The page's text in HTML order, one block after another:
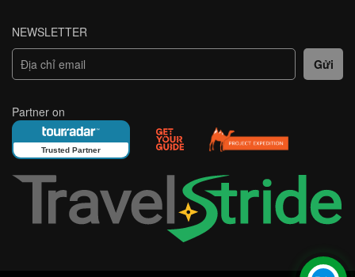
NEWSLETTER
Partner on
Trusted Partner